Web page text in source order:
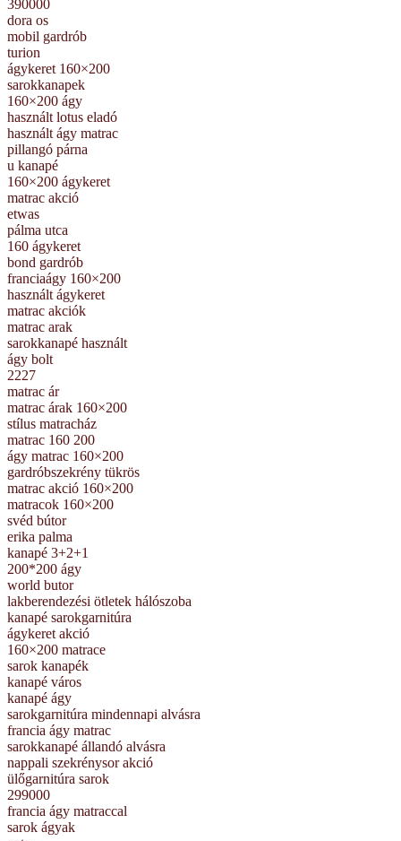
390000
dora os
mobil gardrób
turion
ágykeret 160×200
sarokkanapek
160×200 ágy
használt lotus eladó
használt ágy matrac
pillangó párna
u kanapé
160×200 ágykeret
matrac akció
etwas
pálma utca
160 ágykeret
bond gardrób
franciaágy 160×200
használt ágykeret
matrac akciók
matrac arak
sarokkanapé használt
ágy bolt
2227
matrac ár
matrac árak 160×200
stílus matracház
matrac 160 200
ágy matrac 160×200
gardróbszekrény tükrös
matrac akció 160×200
matracok 160×200
svéd bútor
erika palma
kanapé 3+2+1
200*200 ágy
world butor
lakberendezési ötletek hálószoba
kanapé sarokgarnitúra
ágykeret akció
160×200 matrace
sarok kanapék
kanapé város
kanapé ágy
sarokgarnitúra mindennapi alvásra
francia ágy matrac
sarokkanapé állandó alvásra
nappali szekrénysor akció
ülőgarnitúra sarok
299000
francia ágy matraccal
sarok ágyak